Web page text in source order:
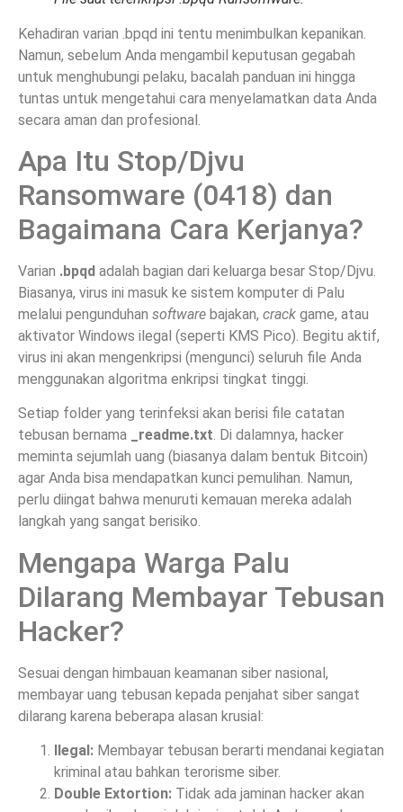
Kehadiran varian .bpqd ini tentu menimbulkan kepanikan.
Namun, sebelum Anda mengambil keputusan gegabah
untuk menghubungi pelaku, bacalah panduan ini hingga
tuntas untuk mengetahui cara menyelamatkan data Anda
secara aman dan profesional.
Apa Itu Stop/Djvu
Ransomware (0418) dan
Bagaimana Cara Kerjanya?
Varian .bpqd adalah bagian dari keluarga besar Stop/Djvu.
Biasanya, virus ini masuk ke sistem komputer di Palu
melalui pengunduhan software bajakan, crack game, atau
aktivator Windows ilegal (seperti KMS Pico). Begitu aktif,
virus ini akan mengenkripsi (mengunci) seluruh file Anda
menggunakan algoritma enkripsi tingkat tinggi.
Setiap folder yang terinfeksi akan berisi file catatan
tebusan bernama
_readme.txt. Di dalamnya, hacker
meminta sejumlah uang (biasanya dalam bentuk Bitcoin)
agar Anda bisa mendapatkan kunci pemulihan. Namun,
perlu diingat bahwa menuruti kemauan mereka adalah
langkah yang sangat berisiko.
Mengapa Warga Palu
Dilarang Membayar Tebusan
Hacker?
Sesuai dengan himbauan keamanan siber nasional,
membayar uang tebusan kepada penjahat siber sangat
dilarang karena beberapa alasan krusial:
Ilegal: Membayar tebusan berarti mendanai kegiatan
kriminal atau bahkan terorisme siber.
Double Extortion: Tidak ada jaminan hacker akan